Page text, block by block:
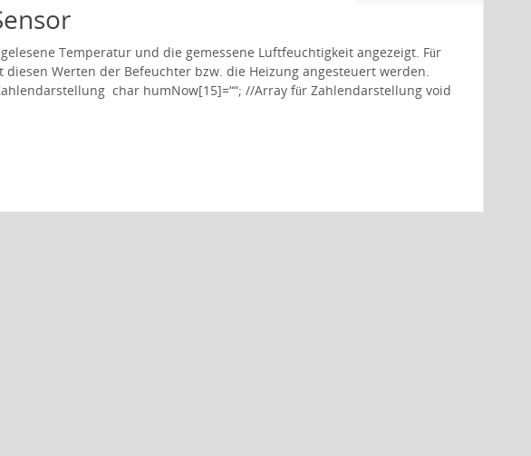
Temperatur und die gemessene Luftfeuchtigkeit angezeigt. Für
Werten der Befeuchter bzw. die Heizung angesteuert werden.
char humNow[15]=““; //Array für Zahlendarstellung void